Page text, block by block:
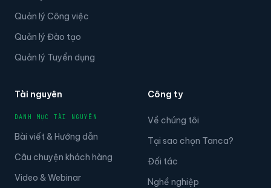
Quản lý Công việc
Quản lý Đào tạo
Quản lý Tuyển dụng
Tài nguyên
DANH MỤC TÀI NGUYÊN
Bài viết & Hướng dẫn
Câu chuyện khách hàng
Video & Webinar
Công ty
Về chúng tôi
Tại sao chọn Tanca?
Đối tác
Nghề nghiệp